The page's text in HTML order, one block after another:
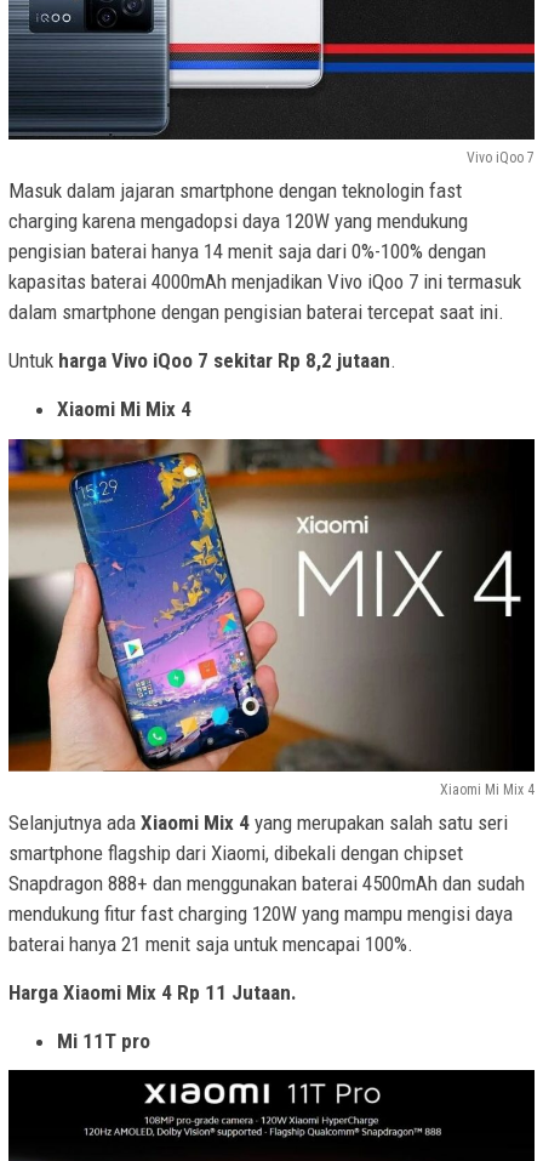
Vivo iQoo 7
Masuk dalam jajaran smartphone dengan teknologin fast
charging karena mengadopsi daya 120W yang mendukung
pengisian baterai hanya 14 menit saja dari 0%-100% dengan
kapasitas baterai 4000mAh menjadikan Vivo iQoo 7 ini termasuk
dalam smartphone dengan pengisian baterai tercepat saat ini.
Untuk harga Vivo iQoo 7 sekitar Rp 8,2 jutaan.
Xiaomi Mi Mix 4
Xiaomi Mi Mix 4
Selanjutnya ada Xiaomi Mix 4 yang merupakan salah satu seri
smartphone flagship dari Xiaomi, dibekali dengan chipset
Snapdragon 888+ dan menggunakan baterai 4500mAh dan sudah
mendukung fitur fast charging 120W yang mampu mengisi daya
baterai hanya 21 menit saja untuk mencapai 100%.
Harga Xiaomi Mix 4 Rp 11 Jutaan.
Mi 11T pro